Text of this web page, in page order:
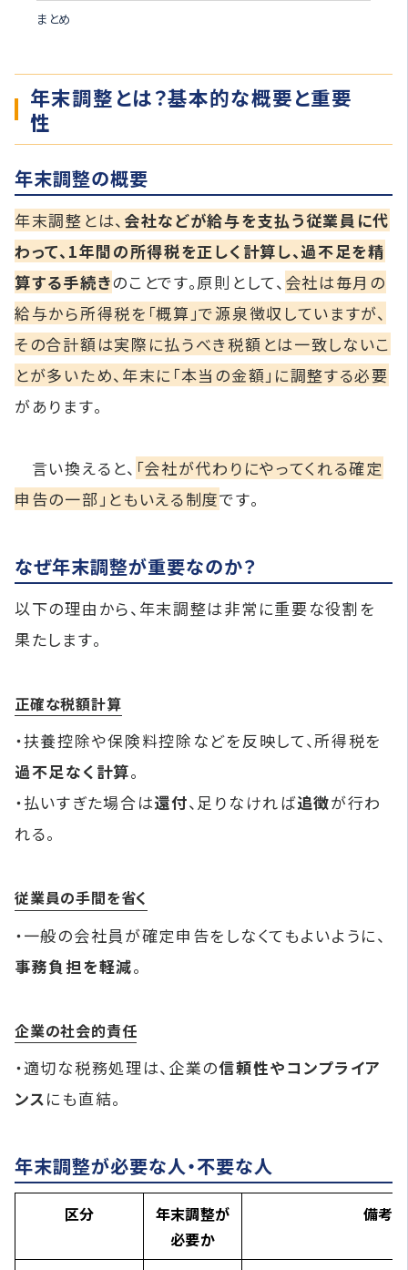
まとめ
年末調整とは？基本的な概要と重要
性
年末調整の概要
年末調整とは、 会社などが給与を支払う従業員に代
わって、1年間の所得税を正しく計算し、過不足を精
算する手続きのことです。原則として、 会社は毎月の
給与から所得税を「概算」で源泉徴収していますが、
その合計額は実際に払うべき税額とは一致しないこ
とが多いため、年末に「本当の金額」に調整する必要
があります。
言い換えると、 「会社が代わりにやってくれる確定
申告の一部」ともいえる制度です。
なぜ年末調整が重要なのか？
以下の理由から、年末調整は非常に重要な役割を
果たします。
正確な税額計算
・扶養控除や保険料控除などを反映して、所得税を
過不足なく計算。
・払いすぎた場合は還付、足りなければ追徴が行わ
れる。
従業員の手間を省く
・一般の会社員が確定申告をしなくてもよいように、
事務負担を軽減。
企業の社会的責任
・適切な税務処理は、企業の信頼性やコンプライア
ンスにも直結。
年末調整が必要な人・不要な人
区分
年末調整が
必要か
備考